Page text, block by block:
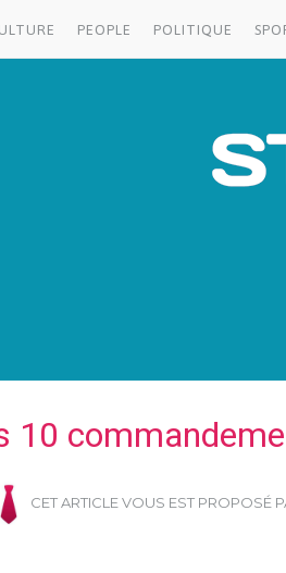
PEOPLE POLITIQUE
10
CET ARTICLE VOUS EST PROPOSÉ